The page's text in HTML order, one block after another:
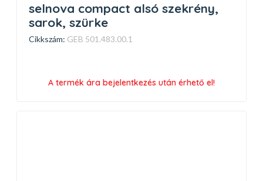
selnova compact alsó szekrény,
sarok, szürke
Cikkszám: GEB 501.483.00.1
A termék ára bejelentkezés után érhető el!